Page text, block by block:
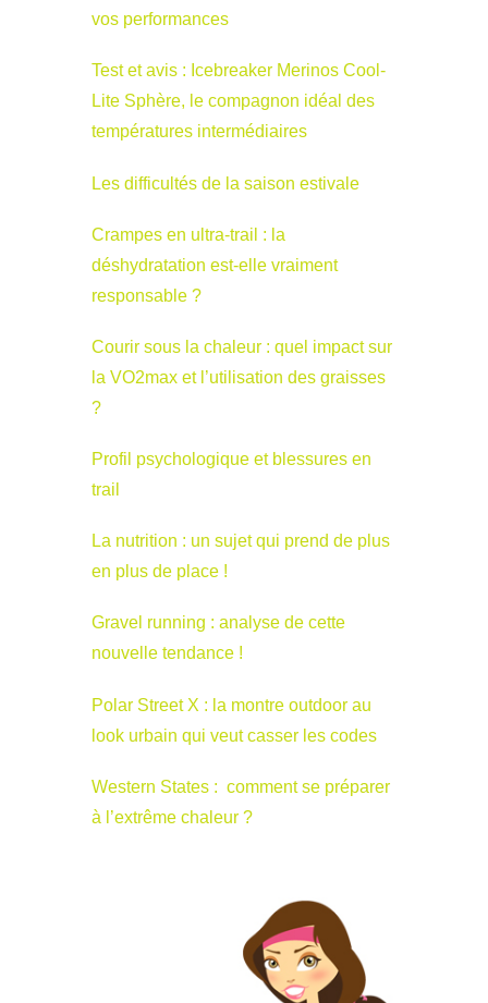
vos performances
Test et avis : Icebreaker Merinos Cool-
Lite Sphère, le compagnon idéal des
températures intermédiaires
Les difficultés de la saison estivale
Crampes en ultra-trail : la
déshydratation est-elle vraiment
responsable ?
Courir sous la chaleur : quel impact sur
la VO2max et l’utilisation des graisses
?
Profil psychologique et blessures en
trail
La nutrition : un sujet qui prend de plus
en plus de place !
Gravel running : analyse de cette
nouvelle tendance !
Polar Street X : la montre outdoor au
look urbain qui veut casser les codes
Western States : comment se préparer
à l’extrême chaleur ?